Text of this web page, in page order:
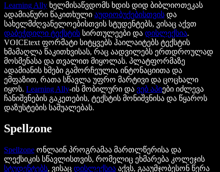
Learning Ally ხელმისაწვდომს ხდის დიდ ბიბლიოთეკას
ადამიანური წაკითხული აუდიობუქებისთვის და
სახელმძღვანელოებისთვის სტუდენტებს, ვისაც აქვთ
დაბეჭდილი ტექსტის სირთულეები და დისლექსია.
VOICEtext ფორმატი სიტყვებს ჰაილაიტებს ტექსტის
ხმამაღლა წაკითხვისას, რაც აადვილებს ერთდროულად
მოსმენასა და თვალით მიყოლას. პლატფორმაზე
ადამიანის ხმები გამორჩეულია ინტონაციითა და
ემფაზით, რათა სწავლა უფრო მარტივი და ცოცხალი
იყოს. Learning Ally-ის მობილური და ვებ აპიები იძლევა
ჩანიშვნების გაკეთების, ტექსტის მონიშვნისა და წყაროს
დაზუსტების საშუალებას.
Spellzone
Spellzone ონლაინ პროგრამაა მართლწერისა და
ლექსიკის სწავლისთვის, რომელიც ეხმარება კოლეჯის
სტუდენტებს, ვისაც დისლექსია აქვს, გააუმჯობესონ წერა